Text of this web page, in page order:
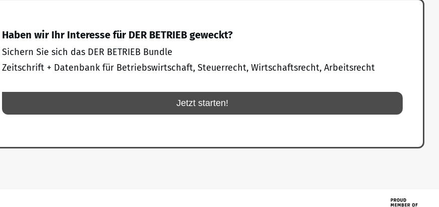
Haben wir Ihr Interesse für DER BETRIEB geweckt?
Sichern Sie sich das DER BETRIEB Bundle
Zeitschrift + Datenbank für Betriebswirtschaft, Steuerrecht, Wirtschaftsrecht, Arbeitsrecht
Jetzt starten!